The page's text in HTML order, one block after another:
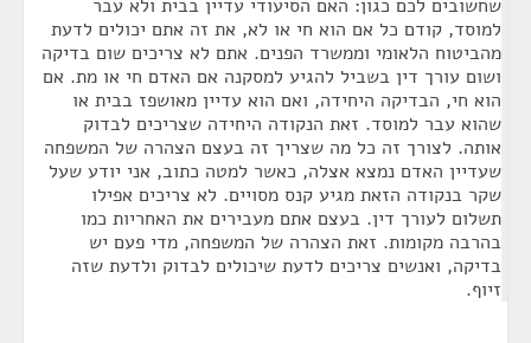
שחשובים לכם כגון: האם הסיעודי עדיין בבית ולא עבר
למוסד, קודם כל אם הוא חי או לא, את זה אתם יכולים לדעת
מהביטוח הלאומי וממשרד הפנים. אתם לא צריכים שום בדיקה
ושום עורך דין בשביל להגיע למסקנה אם האדם חי או מת. אם
הוא חי, הבדיקה היחידה, ואם הוא עדיין מאושפז בבית או
שהוא עבר למוסד. זאת הנקודה היחידה שצריכים לבדוק
אותה. לצורך זה כל מה שצריך זה בעצם הצהרה של המשפחה
שעדיין האדם נמצא אצלה, כאשר למטה כתוב, אני יודע שעל
שקר בנקודה הזאת מגיע קנס מסויים. לא צריכים אפילו
תשלום לעורך דין. בעצם אתם מעבירים את האחריות כמו
בהרבה מקומות. זאת הצהרה של המשפחה, מדי פעם יש
בדיקה, ואנשים צריכים לדעת שיכולים לבדוק ולדעת שזה
זיוף.